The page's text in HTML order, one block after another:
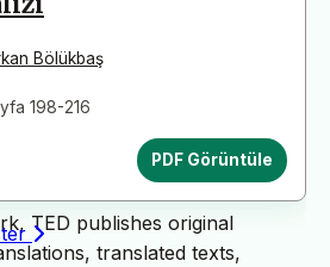
journal published twice a
issues may also be
publishes articles from all
and educational sciences.
TED publishes original
translated texts,
Bölükbaş
198-216
PDF Görüntüle